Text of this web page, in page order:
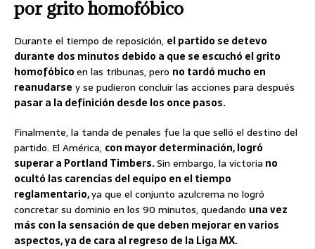
por grito homofóbico
Durante el tiempo de reposición, el partido se detevo
durante dos minutos debido a que se escuchó el grito
homofóbicoen las tribunas, pero no tardó mucho en
reanudarse y se pudieron concluir las acciones para después
pasar a la definición desde los once pasos.
Finalmente, la tanda de penales fue la que selló el destino del
partido. El América, con mayor determinación, logró
superar a Portland Timbers.Sin embargo, la victoria no
ocultó las carencias del equipo en el tiempo
reglamentario,ya que el conjunto azulcrema no logró
concretar su dominio en los 90 minutos, quedando una vez
más con la sensación de que deben mejorar en varios
aspectos, ya de cara al regreso de la Liga MX.